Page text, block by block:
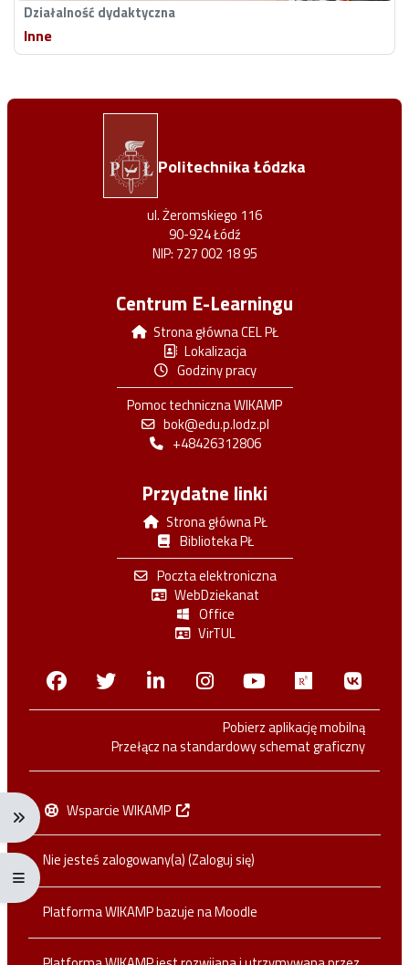
Rozwiń menu nawigacji: Ctrl + Alt + →
Rozwiń menu pełnoekranowe: Ctrl + Alt + f
Działalność dydaktyczna
Inne
Politechnika Łódzka
ul. Żeromskiego 116
90-924 Łódź
NIP: 727 002 18 95
Centrum E-Learningu
Strona główna CEL PŁ
Lokalizacja
Godziny pracy
Pomoc techniczna WIKAMP
bok@edu.p.lodz.pl
+48426312806
Przydatne linki
Strona główna PŁ
Biblioteka PŁ
Poczta elektroniczna
WebDziekanat
Office
VirTUL
FacebookTwitterLinkedinInstagram
Youtube
Pobierz aplikację mobilną
Przełącz na standardowy schemat graficzny
Wsparcie WIKAMP
Nie jesteś zalogowany(a) (Zaloguj się)
Platforma WIKAMP bazuje naMoodle